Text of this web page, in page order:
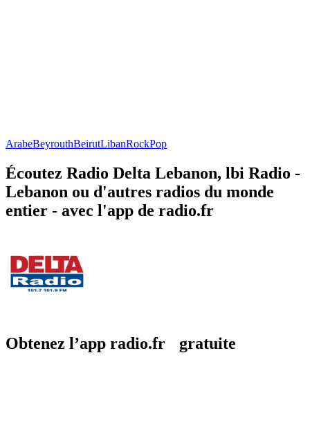
ArabeBeyrouthBeirutLibanRockPop
Écoutez Radio Delta Lebanon, lbi Radio -
Lebanon ou d'autres radios du monde
entier - avec l'app de radio.fr
Obtenez l’app radio.fr gratuite